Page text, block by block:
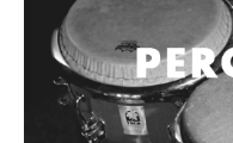
Instalaciones y publicidad
Accesorios